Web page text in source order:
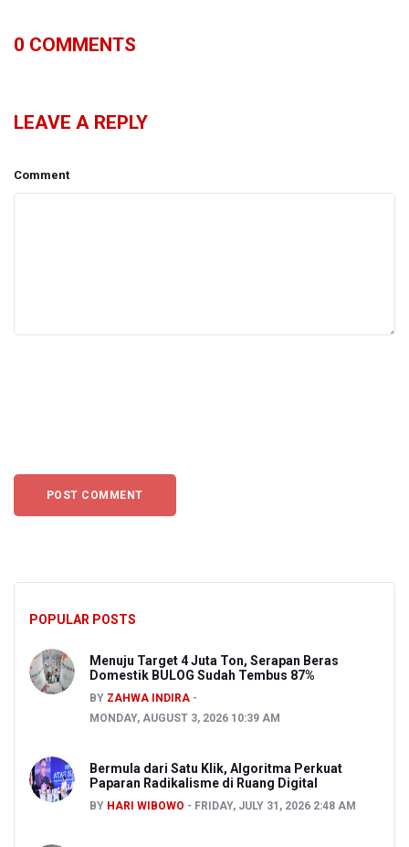
0 COMMENTS
LEAVE A REPLY
Comment
POPULAR POSTS
Menuju Target 4 Juta Ton, Serapan Beras
Domestik BULOG Sudah Tembus 87%
BY ZAHWA INDIRA
MONDAY, AUGUST 3, 2026 10:39 AM
Bermula dari Satu Klik, Algoritma Perkuat
Paparan Radikalisme di Ruang Digital
BY HARI WIBOWO FRIDAY, JULY 31, 2026 2:48 AM